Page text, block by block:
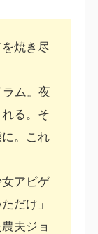
焼き尽
ム。夜
る。そ
。これ
アビゲ
だけ」
夫ジョ